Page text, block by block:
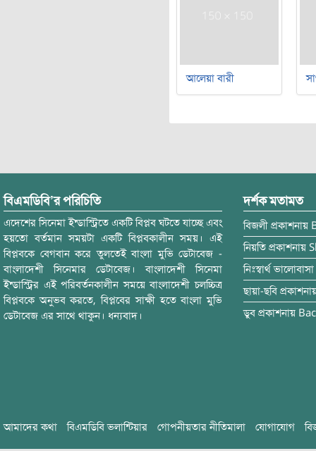
আলেয়া বারী
বিএমডিবি’র পরিচিতি
এদেশের সিনেমা ইন্ডাস্ট্রিতে একটি বিপ্লব ঘটতে যাচ্ছে এবং
হয়তো বর্তমান সময়টা একটি বিপ্লবকালীন সময়। এই
বিপ্লবকে বেগবান করে তুলতেই বাংলা মুভি ডেটাবেজ -
বাংলাদেশী সিনেমার ডেটাবেজ। বাংলাদেশী সিনেমা
ইন্ডাস্ট্রির এই পরিবর্তনকালীন সময়ে বাংলাদেশী চলচ্চিত্র
বিপ্লবকে অনুভব করতে, বিপ্লবের সাক্ষী হতে বাংলা মুভি
ডেটাবেজ এর সাথে থাকুন। ধন্যবাদ।
দর্শক মতামত
বিজলী প্রকাশনায়
নিয়তি প্রকাশনায়
নিঃস্বার্থ ভালোবাসা
ছায়া-ছবি
ডুব প্রকাশনায়
আমাদের কথা বিএমডিবি ভলান্টিয়ার গোপনীয়তার নীতিমালা যোগাযোগ